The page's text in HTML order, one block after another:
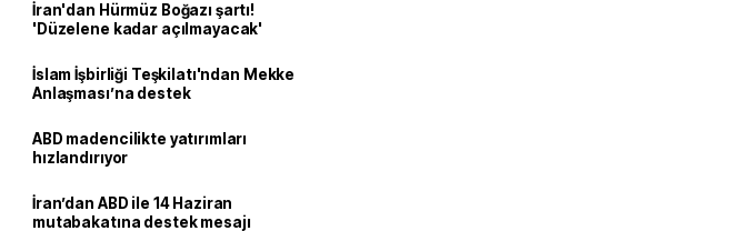
İran'dan Hürmüz Boğazı şartı!
'Düzelene kadar açılmayacak'
İslam İşbirliği Teşkilatı'ndan Mekke
Anlaşması’na destek
ABD madencilikte yatırımları
hızlandırıyor
İran’dan ABD ile 14 Haziran
mutabakatına destek mesajı